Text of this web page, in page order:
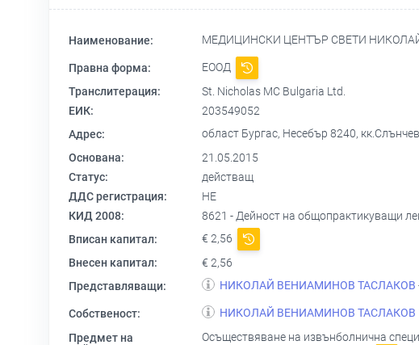
Наименование: МЕДИЦИНСКИ ЦЕНТЪР СВЕТИ
Правна форма:
ЕООД
Транслитерация:
St. Nicholas MC Bulgaria Ltd.
ЕИК:
203549052
Адрес:
област Бургас, Несебър 8240,
Основана:
21.05.2015
Статус:
действащ
ДДС регистрация:
НЕ
КИД 2008:
8621 - Дейност на общопрактикуващи
Вписан капитал:
€ 2,56
Внесен капитал:
€ 2,56
Представляващи:
НИКОЛАЙ ВЕНИАМИНОВ ТАСЛАКОВ
Собственост: НИКОЛАЙ ВЕНИАМИНОВ ТАСЛАКОВ
Предмет на
Осъществяване на извънболнична